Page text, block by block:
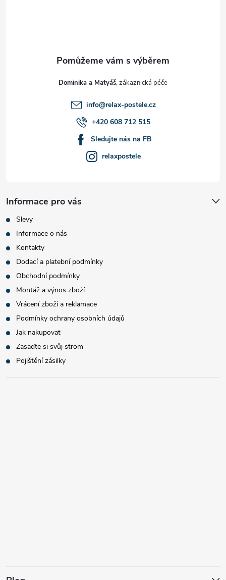
Dominika a Matyáš
info@relax-postele.cz
+420 608 712 515
Sledujte nás na FB
relaxpostele
Informace pro vás
Slevy
Informace o nás
Kontakty
Dodací a platební podmínky
Obchodní podmínky
Montáž a výnos zboží
Vrácení zboží a reklamace
Podmínky ochrany osobních údajů
Jak nakupovat
Zasaďte si svůj strom
Pojištění zásilky